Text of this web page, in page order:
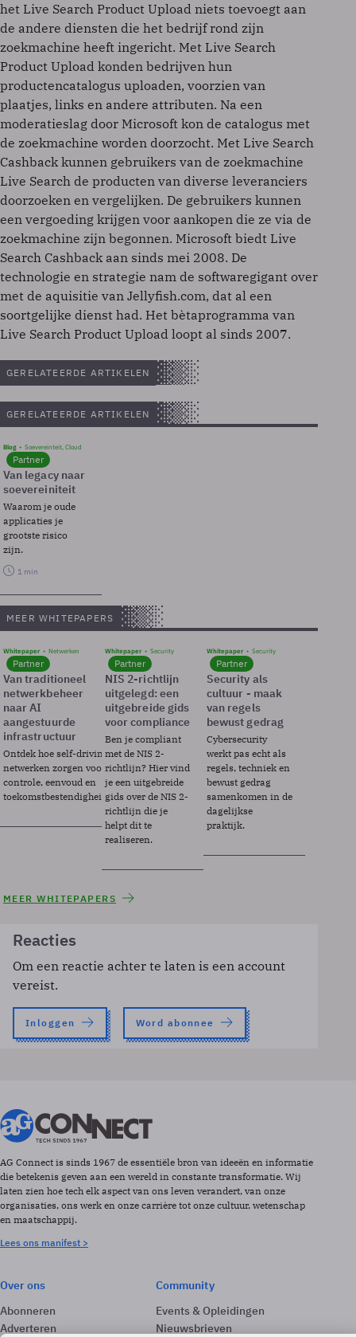
het Live Search Product Upload niets toevoegt aan
de andere diensten die het bedrijf rond zijn
zoekmachine heeft ingericht. Met Live Search
Product Upload konden bedrijven hun
productencatalogus uploaden, voorzien van
plaatjes, links en andere attributen. Na een
moderatieslag door Microsoft kon de catalogus met
de zoekmachine worden doorzocht. Met Live Search
Cashback kunnen gebruikers van de zoekmachine
Live Search de producten van diverse leveranciers
doorzoeken en vergelijken. De gebruikers kunnen
een vergoeding krijgen voor aankopen die ze via de
zoekmachine zijn begonnen. Microsoft biedt Live
Search Cashback aan sinds mei 2008. De
technologie en strategie nam de softwaregigant over
met de aquisitie van Jellyfish.com, dat al een
soortgelijke dienst had. Het bètaprogramma van
Live Search Product Upload loopt al sinds 2007.
GERELATEERDE ARTIKELEN
GERELATEERDE ARTIKELEN
Blog Soevereinteit, Cloud
Partner
Van legacy naar
soevereiniteit
Waarom je oude
applicaties je
grootste risico
zijn.
1 min
MEER WHITEPAPERS
Whitepaper Netwerken
Partner
Van traditioneel
netwerkbeheer
naar AI
aangestuurde
infrastructuur
Ontdek hoe self-driving
netwerken zorgen voor
controle, eenvoud en
toekomstbestendigheid.
Whitepaper Security
Partner
NIS 2-richtlijn
uitgelegd: een
uitgebreide gids
voor compliance
Ben je compliant
met de NIS 2-
richtlijn? Hier vind
je een uitgebreide
gids over de NIS 2-
richtlijn die je
helpt dit te
realiseren.
Whitepaper Security
Partner
Security als
cultuur - maak
van regels
bewust gedrag
Cybersecurity
werkt pas echt als
regels, techniek en
bewust gedrag
samenkomen in de
dagelijkse
praktijk.
MEER WHITEPAPERS
Reacties
Om een reactie achter te laten is een account
vereist.
Inloggen Word abonnee
AG Connect is sinds 1967 de essentiële bron van ideeën en informatie
die betekenis geven aan een wereld in constante transformatie. Wij
laten zien hoe tech elk aspect van ons leven verandert, van onze
organisaties, ons werk en onze carrière tot onze cultuur, wetenschap
en maatschappij.
Lees ons manifest >
Over ons
Abonneren
Adverteren
Community
Events & Opleidingen
Nieuwsbrieven